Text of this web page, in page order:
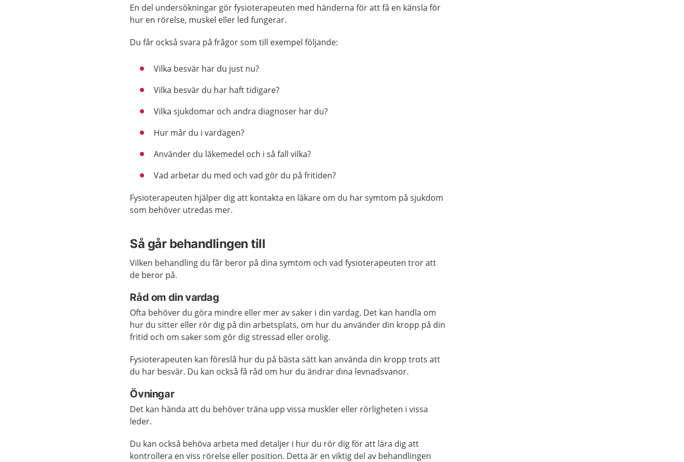
En del undersökningar gör fysioterapeuten med händerna för att få en känsla för
hur en rörelse, muskel eller led fungerar.
Du får också svara på frågor som till exempel följande:
Vilka besvär har du just nu?
Vilka besvär du har haft tidigare?
Vilka sjukdomar och andra diagnoser har du?
Hur mår du i vardagen?
Använder du läkemedel och i så fall vilka?
Vad arbetar du med och vad gör du på fritiden?
Fysioterapeuten hjälper dig att kontakta en läkare om du har symtom på sjukdom
som behöver utredas mer.
Så går behandlingen till
Vilken behandling du får beror på dina symtom och vad fysioterapeuten tror att
de beror på.
Råd om din vardag
Ofta behöver du göra mindre eller mer av saker i din vardag. Det kan handla om
hur du sitter eller rör dig på din arbetsplats, om hur du använder din kropp på din
fritid och om saker som gör dig stressad eller orolig.
Fysioterapeuten kan föreslå hur du på bästa sätt kan använda din kropp trots att
du har besvär. Du kan också få råd om hur du ändrar dina levnadsvanor.
Övningar
Det kan hända att du behöver träna upp vissa muskler eller rörligheten i vissa
leder.
Du kan också behöva arbeta med detaljer i hur du rör dig för att lära dig att
kontrollera en viss rörelse eller position. Detta är en viktig del av behandlingen